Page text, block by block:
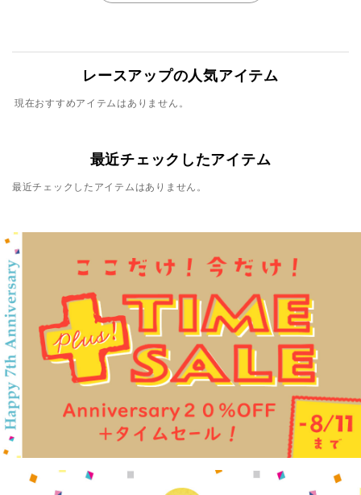
レースアップの人気アイテム
現在おすすめアイテムはありません。
最近チェックしたアイテム
最近チェックしたアイテムはありません。